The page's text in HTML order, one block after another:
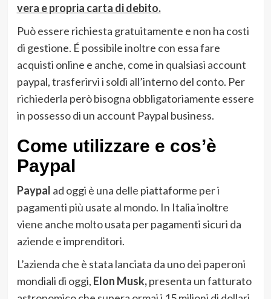
vera e propria carta di debito.
Può essere richiesta gratuitamente e non ha costi
di gestione. É possibile inoltre con essa fare
acquisti online e anche, come in qualsiasi account
paypal, trasferirvi i soldi all’interno del conto. Per
richiederla però bisogna obbligatoriamente essere
in possesso di un account Paypal business.
Come utilizzare e cos’è
Paypal
Paypal ad oggi è una delle piattaforme per i
pagamenti più usate al mondo. In Italia inoltre
viene anche molto usata per pagamenti sicuri da
aziende e imprenditori.
L’azienda che è stata lanciata da uno dei paperoni
mondiali di oggi, Elon Musk,presenta un fatturato